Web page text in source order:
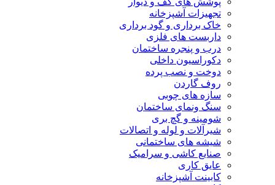
تجهیزات آشپزخانه
خاک برداری و گود برداری
داربست های فلزی
درب و پنجره ساختمان
دکوراسیون داخلی
دوخت و نصب پرده
روف گاردن
سازه های چوبی
سنگ ونمای ساختمان
شومینه و گچ بری
شیرآلات و لوله و اتصالات
شیشه های ساختمانی
صنایع کاشی و سرامیک
عایق کاری
کابینت آشپزخانه